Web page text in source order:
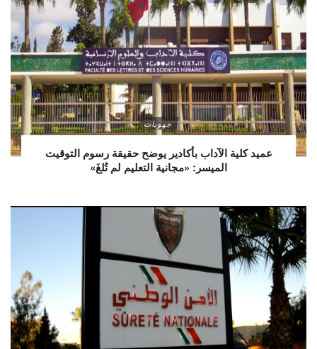
جهويات
عميد كلية الآداب بأكادير يوضح حقيقة رسوم التوقيت
الميسر: «مجانية التعليم لم تُلغَ»